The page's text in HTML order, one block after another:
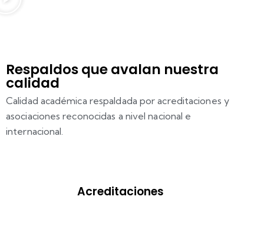
Respaldos que avalan nuestra
calidad
Calidad académica respaldada por acreditaciones y
asociaciones reconocidas a nivel nacional e
internacional.
Acreditaciones